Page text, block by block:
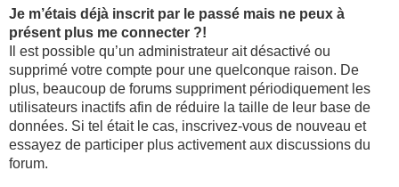
Je m’étais déjà inscrit par le passé mais ne peux à
présent plus me connecter ?!
Il est possible qu’un administrateur ait désactivé ou
supprimé votre compte pour une quelconque raison. De
plus, beaucoup de forums suppriment périodiquement les
utilisateurs inactifs afin de réduire la taille de leur base de
données. Si tel était le cas, inscrivez-vous de nouveau et
essayez de participer plus activement aux discussions du
forum.